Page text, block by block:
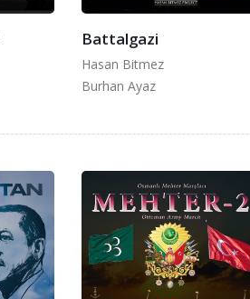
Battalgazi
Hasan Bitmez
Burhan Ayaz